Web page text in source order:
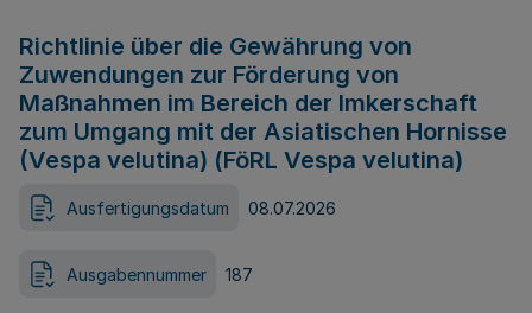
Richtlinie über die Gewährung von
Zuwendungen zur Förderung von
Maßnahmen im Bereich der Imkerschaft
zum Umgang mit der Asiatischen Hornisse
(Vespa velutina) (FöRL Vespa velutina)
Ausfertigungsdatum 08.07.2026
Ausgabennummer 187